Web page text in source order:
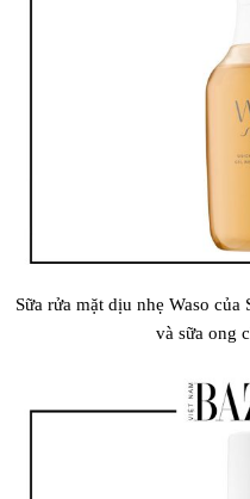
Sữa rửa mặt dịu nhẹ Waso
và sữa ong